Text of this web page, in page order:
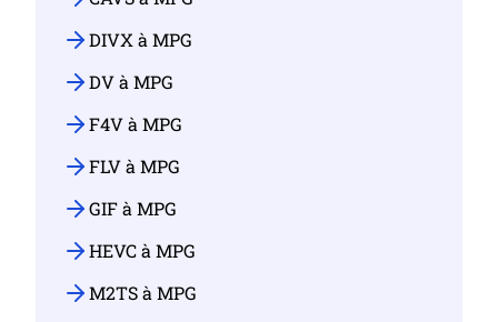
DIVX à MPG
DV à MPG
F4V à MPG
FLV à MPG
GIF à MPG
HEVC à MPG
M2TS à MPG